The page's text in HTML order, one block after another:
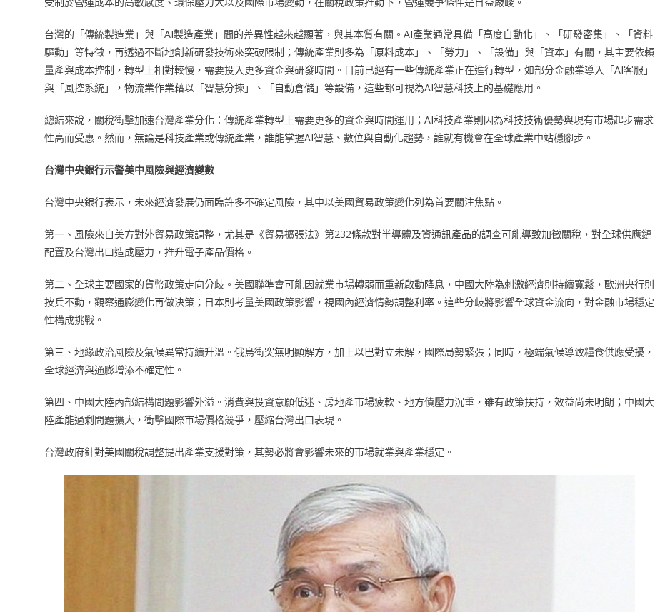
台灣的「傳統製造業」與「AI製造產業」間的差異性越來越顯著，與其本質有關。AI產業通常具備「高度自動化」、「研發密集」、「資料
驅動」等特徵，再透過不斷地創新研發技術來突破限制；傳統產業則多為「原料成本」、「勞力」、「設備」與「資本」有關，其主要依賴
量產與成本控制，轉型上相對較慢，需要投入更多資金與研發時間。目前已經有一些傳統產業正在進行轉型，如部分金融業導入「AI客服」
與「風控系統」，物流業作業藉以「智慧分揀」、「自動倉儲」等設備，這些都可視為AI智慧科技上的基礎應用。
總結來說，關稅衝擊加速台灣產業分化：傳統產業轉型上需要更多的資金與時間運用；AI科技產業則因為科技技術優勢與現有市場起步需求
性高而受惠。然而，無論是科技產業或傳統產業，誰能掌握AI智慧、數位與自動化趨勢，誰就有機會在全球產業中站穩腳步。
台灣中央銀行示警美中風險與經濟變數
台灣中央銀行表示，未來經濟發展仍面臨許多不確定風險，其中以美國貿易政策變化列為首要關注焦點。
第一、風險來自美方對外貿易政策調整，尤其是《貿易擴張法》第232條款對半導體及資通訊產品的調查可能導致加徵關稅，對全球供應鏈
配置及台灣出口造成壓力，推升電子產品價格。
第二、全球主要國家的貨幣政策走向分歧。美國聯準會可能因就業市場轉弱而重新啟動降息，中國大陸為刺激經濟則持續寬鬆，歐洲央行則
按兵不動，觀察通膨變化再做決策；日本則考量美國政策影響，視國內經濟情勢調整利率。這些分歧將影響全球資金流向，對金融市場穩定
性構成挑戰。
第三、地緣政治風險及氣候異常持續升溫。俄烏衝突無明顯解方，加上以巴對立未解，國際局勢緊張；同時，極端氣候導致糧食供應受擾，
全球經濟與通膨增添不確定性。
第四、中國大陸內部結構問題影響外溢。消費與投資意願低迷、房地產市場疲軟、地方債壓力沉重，雖有政策扶持，效益尚未明朗；中國大
陸產能過剩問題擴大，衝擊國際市場價格競爭，壓縮台灣出口表現。
台灣政府針對美國關稅調整提出產業支援對策，其勢必將會影響未來的市場就業與產業穩定。